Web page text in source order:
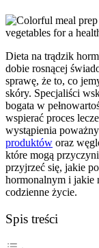
Dieta na trądzik
dobie rosnącej
sprawę, że to, co
skóry. Specjaliści
bogata w
wspierać proces
wystąpienia
produktów oraz
które mogą
przyjrzeć się, jakie
hormonalnym i
codzienne życie.
Spis treści